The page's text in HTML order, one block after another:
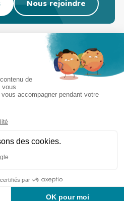
Nous rejoindre
commissaires aux
Actu